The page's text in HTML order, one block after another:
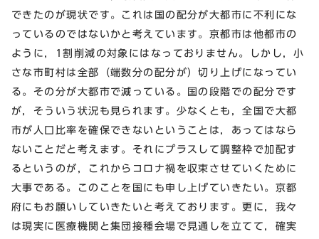
できたのが現状です。これは国の配分が大都市に不利にな
っているのではないかと考えています。京都市は他都市の
ように，1割削減の対象にはなっておりません。しかし，小
さな市町村は全部（端数分の配分が）切り上げになってい
る。その分が大都市で減っている。国の段階での配分です
が，そういう状況も見られます。少なくとも，全国で大都
市が人口比率を確保できないということは，あってはなら
ないことだと考えます。それにプラスして調整枠で加配す
るというのが，これからコロナ禍を収束させていくために
大事である。このことを国にも申し上げていきたい。京都
府にもお願いしていきたいと考えております。更に，我々
は現実に医療機関と集団接種会場で見通しを立てて，確実